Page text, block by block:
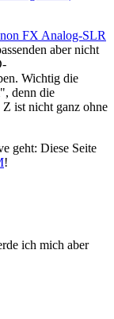
FX Analog-SLR
aber nicht
Wichtig die
denn die
ist nicht ganz ohne
geht: Diese Seite
!
ich mich aber